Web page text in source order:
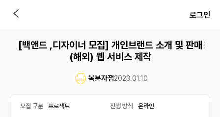
로그인
[백앤드 ,디자이너 모집] 개인브랜드 소개 및 판매
(해외) 웹 서비스 제작
복분자잼2023.01.10
모집 구분 프로젝트 진행 방식 온라인